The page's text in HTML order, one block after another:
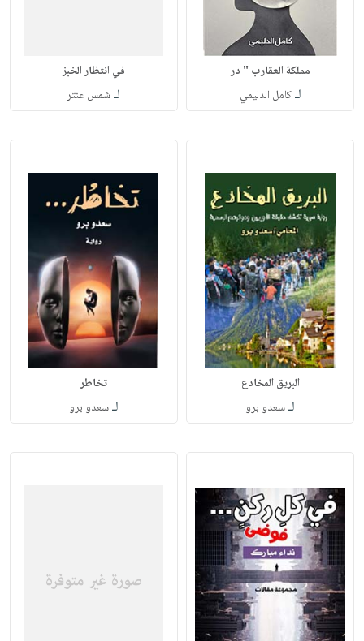
مملكة العقارب " در
لـكامل الدليمي
في انتظار الخبز
لـشمس عنتر
البريق المخادع
لـسعدو برو
تخاطر
لـسعدو برو